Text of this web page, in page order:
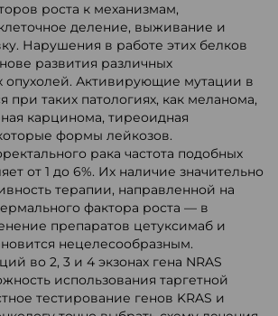
роста к механизмам,
деление, выживание и
Нарушения в работе этих белков
развития различных
опухолей. Активирующие мутации в
при таких патологиях, как меланома,
карцинома, тиреоидная
формы лейкозов.
рака частота подобных
от 1 до 6%. Их наличие значительно
терапии, направленной на
фактора роста — в
препаратов цетуксимаб и
нецелесообразным.
во 2, 3 и 4 экзонах гена NRAS
использования таргетной
тестирование генов KRAS и